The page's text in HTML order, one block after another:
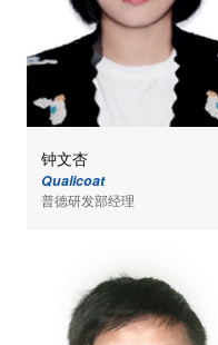
钟文杏
Qualicoat
普德研发部经理